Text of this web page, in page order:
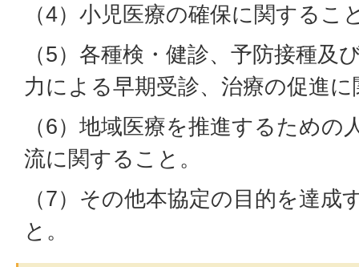
（4）小児医療の確保に関するこ
（5）各種検・健診、予防接種及
力による早期受診、治療の促進
（6）地域医療を推進するための
流に関すること。
（7）その他本協定の目的を達成
と。